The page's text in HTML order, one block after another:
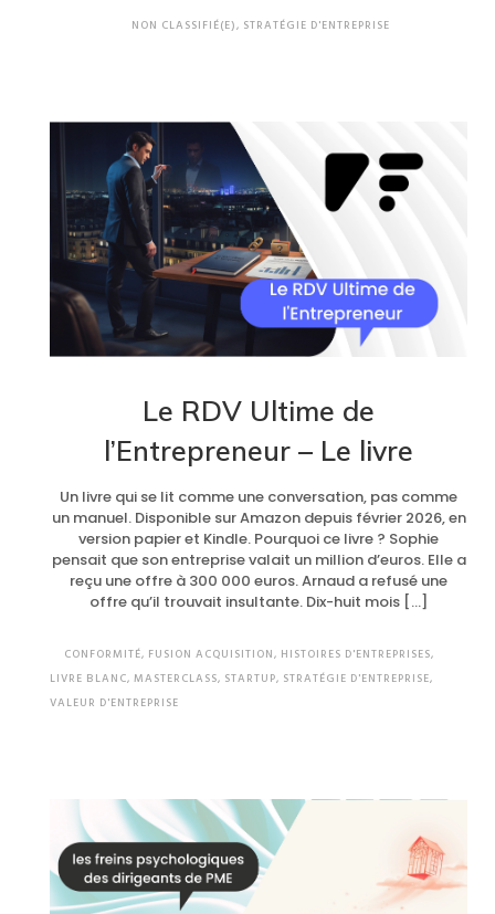
NON CLASSIFIÉ(E), STRATÉGIE D'ENTREPRISE
Le RDV Ultime de
l’Entrepreneur – Le livre
Un livre qui se lit comme une conversation, pas comme
un manuel. Disponible sur Amazon depuis février 2026, en
version papier et Kindle. Pourquoi ce livre ? Sophie
pensait que son entreprise valait un million d’euros. Elle a
reçu une offre à 300 000 euros. Arnaud a refusé une
offre qu’il trouvait insultante. Dix-huit mois […]
CONFORMITÉ, FUSION ACQUISITION, HISTOIRES D'ENTREPRISES,
LIVRE BLANC, MASTERCLASS, STARTUP, STRATÉGIE D'ENTREPRISE,
VALEUR D'ENTREPRISE